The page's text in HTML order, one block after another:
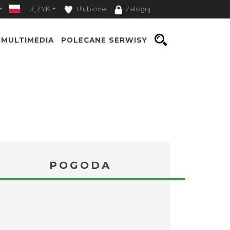
JĘZYK Ulubione Zaloguj
MULTIMEDIA POLECANE SERWISY
POGODA